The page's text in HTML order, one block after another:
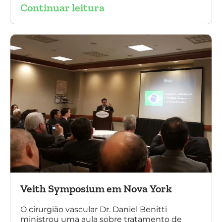
sobre a experiência brasileira no tratamento
multilayer. Mais de 200 pacientes operados
sem nenhum caso de paraplegia!
Continuar leitura
Veith Symposium em Nova York
O cirurgião vascular Dr. Daniel Benitti
ministrou uma aula sobre tratamento de